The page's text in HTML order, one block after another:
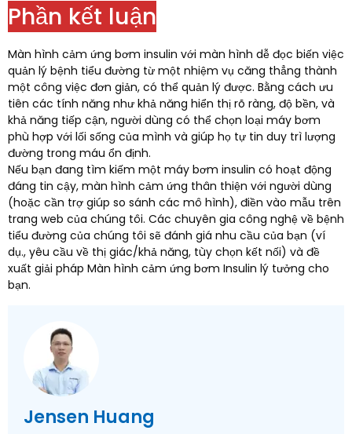
Phần kết luận
Màn hình cảm ứng bơm insulin với màn hình dễ đọc biến việc
quản lý bệnh tiểu đường từ một nhiệm vụ căng thẳng thành
một công việc đơn giản, có thể quản lý được. Bằng cách ưu
tiên các tính năng như khả năng hiển thị rõ ràng, độ bền, và
khả năng tiếp cận, người dùng có thể chọn loại máy bơm
phù hợp với lối sống của mình và giúp họ tự tin duy trì lượng
đường trong máu ổn định.​
Nếu bạn đang tìm kiếm một máy bơm insulin có hoạt động
đáng tin cậy, màn hình cảm ứng thân thiện với người dùng
(hoặc cần trợ giúp so sánh các mô hình), điền vào mẫu trên
trang web của chúng tôi. Các chuyên gia công nghệ về bệnh
tiểu đường của chúng tôi sẽ đánh giá nhu cầu của bạn (ví
dụ., yêu cầu về thị giác/khả năng, tùy chọn kết nối) và đề
xuất giải pháp Màn hình cảm ứng bơm Insulin lý tưởng cho
bạn.
Jensen Huang